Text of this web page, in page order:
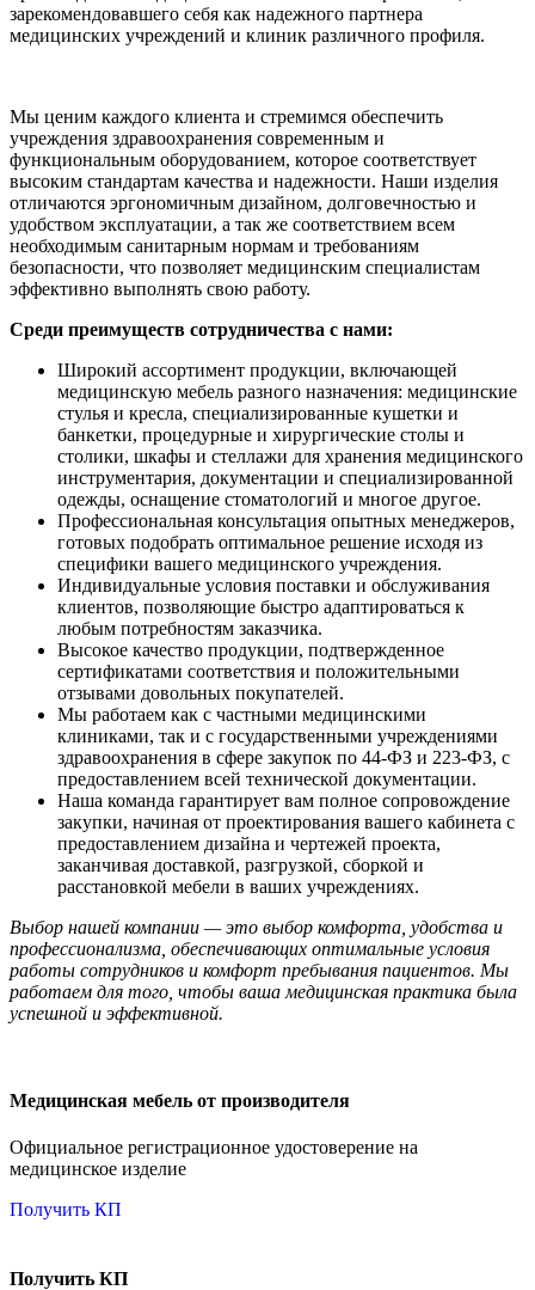
зарекомендовавшего себя как надежного партнера
медицинских учреждений и клиник различного профиля.
Мы ценим каждого клиента и стремимся обеспечить
учреждения здравоохранения современным и
функциональным оборудованием, которое соответствует
высоким стандартам качества и надежности. Наши изделия
отличаются эргономичным дизайном, долговечностью и
удобством эксплуатации, а так же соответствием всем
необходимым санитарным нормам и требованиям
безопасности, что позволяет медицинским специалистам
эффективно выполнять свою работу.
Среди преимуществ сотрудничества с нами:
Широкий ассортимент продукции, включающей
медицинскую мебель разного назначения: медицинские
стулья и кресла, специализированные кушетки и
банкетки, процедурные и хирургические столы и
столики, шкафы и стеллажи для хранения медицинского
инструментария, документации и специализированной
одежды, оснащение стоматологий и многое другое.
Профессиональная консультация опытных менеджеров,
готовых подобрать оптимальное решение исходя из
специфики вашего медицинского учреждения.
Индивидуальные условия поставки и обслуживания
клиентов, позволяющие быстро адаптироваться к
любым потребностям заказчика.
Высокое качество продукции, подтвержденное
сертификатами соответствия и положительными
отзывами довольных покупателей.
Мы работаем как с частными медицинскими
клиниками, так и с государственными учреждениями
здравоохранения в сфере закупок по 44-ФЗ и 223-ФЗ, с
предоставлением всей технической документации.
Наша команда гарантирует вам полное сопровождение
закупки, начиная от проектирования вашего кабинета с
предоставлением дизайна и чертежей проекта,
заканчивая доставкой, разгрузкой, сборкой и
расстановкой мебели в ваших учреждениях.
Выбор нашей компании — это выбор комфорта, удобства и
профессионализма, обеспечивающих оптимальные условия
работы сотрудников и комфорт пребывания пациентов. Мы
работаем для того, чтобы ваша медицинская практика была
успешной и эффективной.
Медицинская мебель от производителя
Официальное регистрационное удостоверение на
медицинское изделие
Получить КП
Получить КП